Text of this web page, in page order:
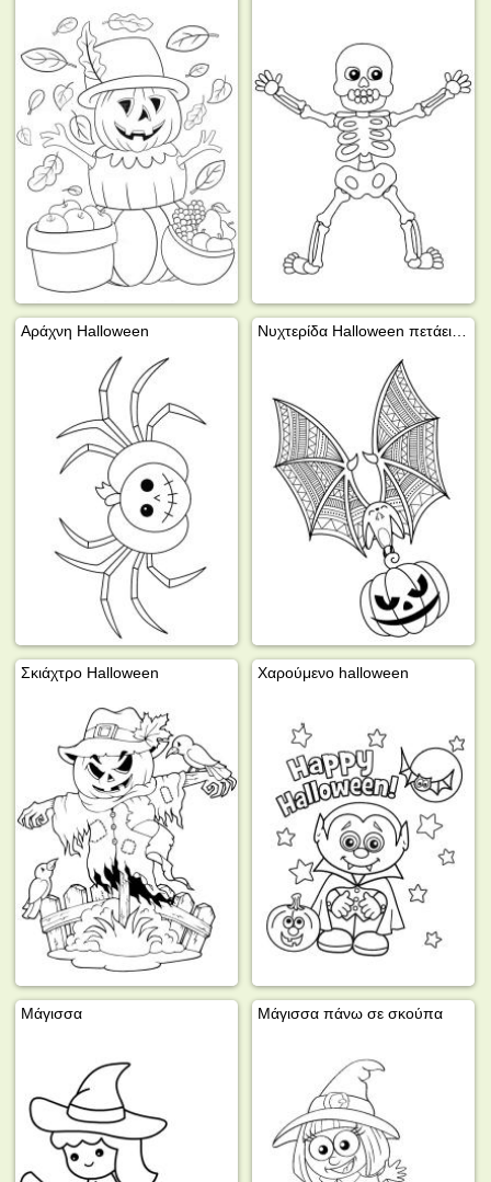
Αράχνη Halloween
Σκιάχτρο Halloween Χαρούμενο halloween
Μάγισσα Μάγισσα πάνω σε σκούπα